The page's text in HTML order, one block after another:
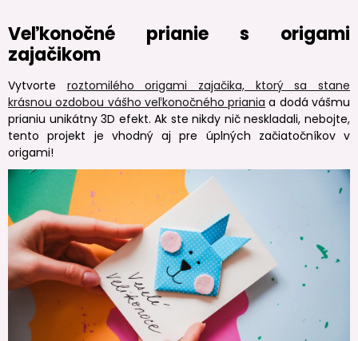
Veľkonočné prianie s origami
zajačikom
Vytvorte roztomilého origami zajačika, ktorý sa stane
krásnou ozdobou vášho veľkonočného priania a dodá vášmu
prianiu unikátny 3D efekt. Ak ste nikdy nič neskladali, nebojte,
tento projekt je vhodný aj pre úplných začiatočníkov v
origami!